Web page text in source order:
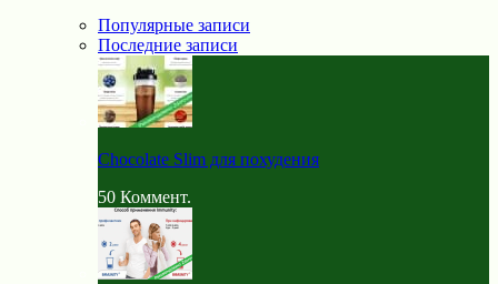
Популярные записи
Последние записи
Chocolate Slim для похудения
50 Коммент.